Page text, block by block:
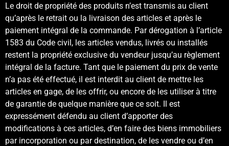
Le droit de propriété des produits n’est transmis au client
qu’après le retrait ou la livraison des articles et après le
paiement intégral de la commande. Par dérogation à l’article
1583 du Code civil, les articles vendus, livrés ou installés
restent la propriété exclusive du vendeur jusqu’au règlement
intégral de la facture. Tant que le paiement du prix de vente
n’a pas été effectué, il est interdit au client de mettre les
articles en gage, de les offrir, ou encore de les utiliser à titre
de garantie de quelque manière que ce soit. Il est
expressément défendu au client d’apporter des
modifications à ces articles, d’en faire des biens immobiliers
par incorporation ou par destination, de les vendre ou d’en